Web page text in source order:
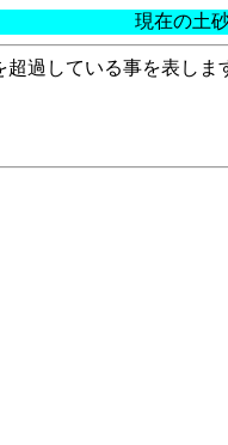
現在の土
過している事を表しま